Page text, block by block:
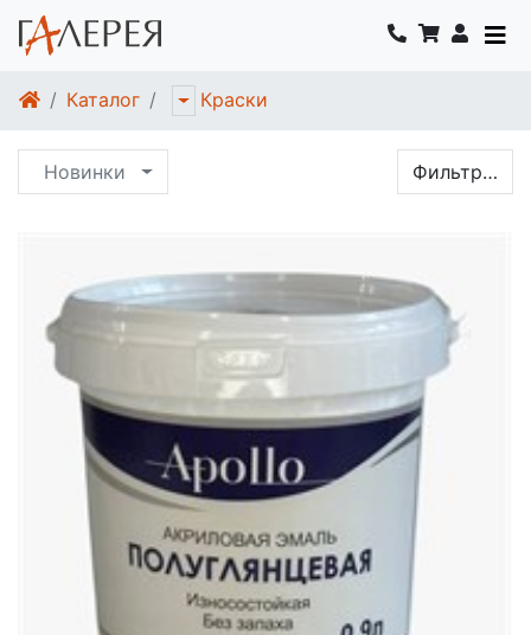
Каталог Краски
Новинки Фильтр…